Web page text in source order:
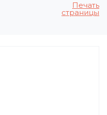
Печать
страницы